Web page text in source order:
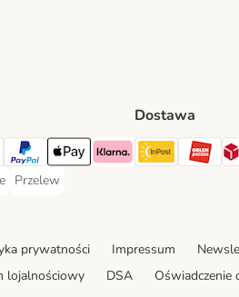
Payment Method
PayPal Payment Method
Apple Pay Payment Method
Klarna Payment Method
Payment Method
Przelew
Przelew Payment Method
Dostawa
InPost
prywatności Impressum
lojalnościowy DSA Oświadczenie